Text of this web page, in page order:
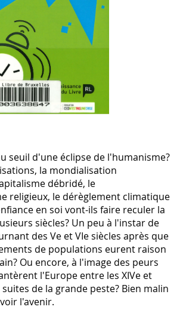
seuil d'une éclipse de l'humanisme?
la mondialisation
débridé, le
religieux, le dérèglement climatique
en soi vont-ils faire reculer la
siècles? Un peu à l'instar de
des Ve et VIe siècles après que
de populations eurent raison
Ou encore, à l'image des peurs
l'Europe entre les XIVe et
suites de la grande peste? Bien malin
l'avenir.